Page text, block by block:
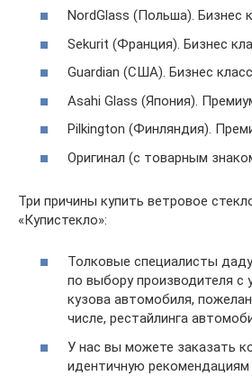
NordGlass (Польша). Бизнес
Sekurit (Франция). Бизнес
Guardian (США). Бизнес
Asahi Glass (Япония).
Pilkington (Финляндия).
Оригинал (с товарным
Три причины купить ветровое
«Купистекло»:
Толковые специалисты
по выбору производителя с
кузова автомобиля,
числе, рестайлинга
У нас вы можете заказать
идентичную